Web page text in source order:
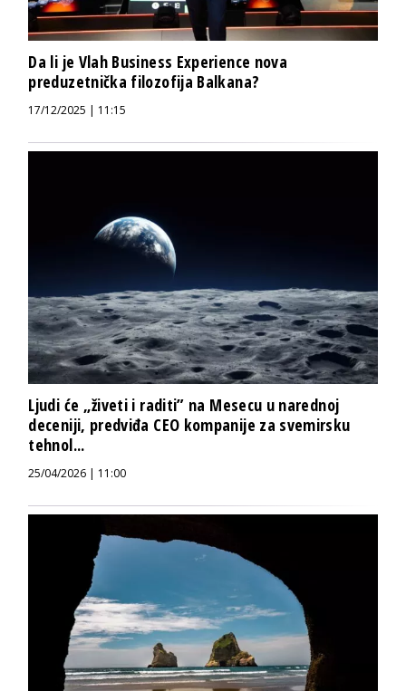
Da li je Vlah Business Experience nova
preduzetnička filozofija Balkana?
17/12/2025 | 11:15
Ljudi će „živeti i raditi” na Mesecu u narednoj
deceniji, predviđa CEO kompanije za svemirsku
tehnol...
25/04/2026 | 11:00